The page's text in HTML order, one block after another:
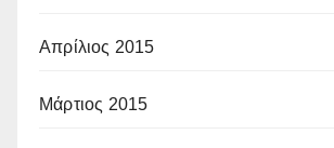
Απρίλιος 2015
Μάρτιος 2015